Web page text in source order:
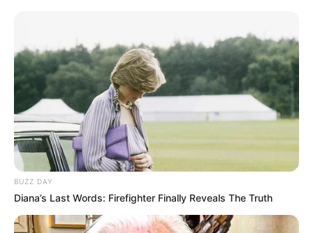
BUZZ DAY
Diana’s Last Words: Firefighter Finally Reveals The Truth